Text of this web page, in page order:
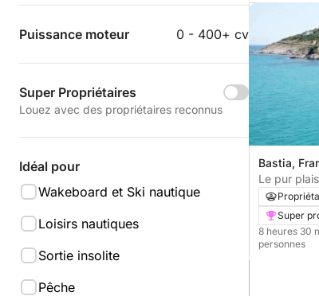
Puissance moteur 0 - 400+ cv
Super Propriétaires
Louez avec des propriétaires reconnus
Idéal pour
Wakeboard et Ski nautique
Loisirs nautiques
Sortie insolite
Pêche
Bastia,
Le pur
Bastia
Super
8 heures 30
personnes